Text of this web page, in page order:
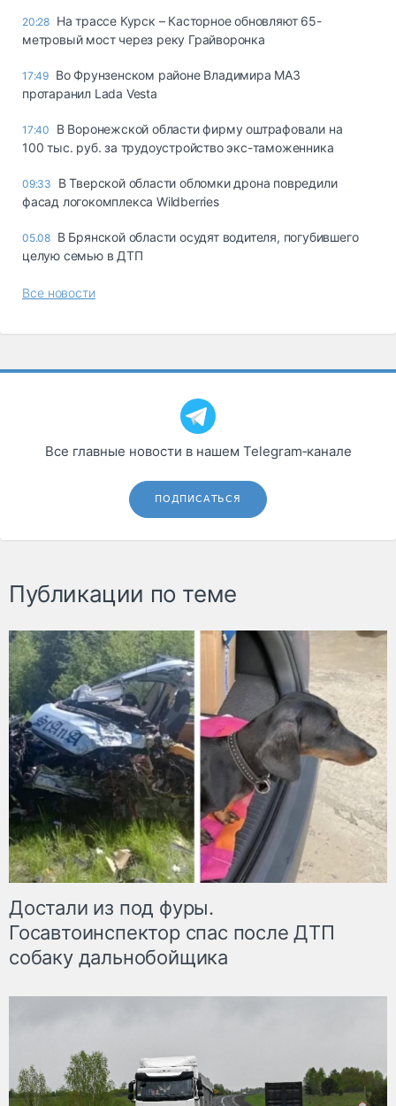
20:28 На трассе Курск – Касторное обновляют 65-
метровый мост через реку Грайворонка
17:49 Во Фрунзенском районе Владимира МАЗ
протаранил Lada Vesta
17:40
В Воронежской области фирму оштрафовали на
100 тыс. руб. за трудоустройство экс-таможенника
09:33
В Тверской области обломки дрона повредили
фасад логокомплекса Wildberries
05.08 В Брянской области осудят водителя, погубившего
целую семью в ДТП
Все новости
Все главные новости в нашем Telegram‑канале
ПОДПИСАТЬСЯ
Публикации по теме
Достали из под фуры.
Госавтоинспектор спас после ДТП
собаку дальнобойщика